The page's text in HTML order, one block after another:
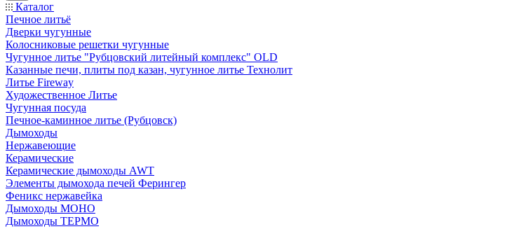
Каталог
Печное литьё
Дверки чугунные
Колосниковые решетки чугунные
Чугунное литье "Рубцовский литейный комплекс" OLD
Казанные печи, плиты под казан, чугунное литье Технолит
Литье Fireway
Художественное Литье
Чугунная посуда
Печное-каминное литье (Рубцовск)
Дымоходы
Нержавеющие
Керамические
Керамические дымоходы AWT
Элементы дымохода печей Ферингер
Феникс нержавейка
Дымоходы МОНО
Дымоходы ТЕРМО